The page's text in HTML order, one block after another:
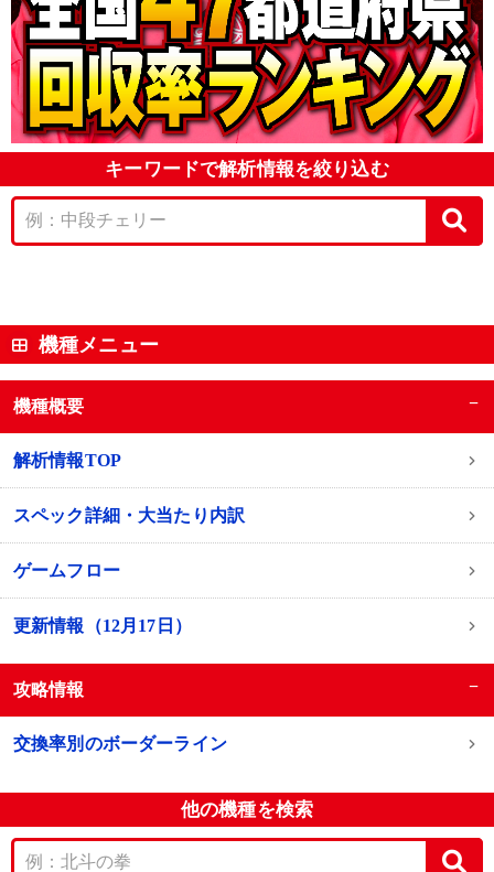
キーワードで解析情報を絞り込む
機種メニュー
機種概要 −
解析情報TOP
スペック詳細・大当たり内訳
ゲームフロー
更新情報（12月17日）
攻略情報 −
交換率別のボーダーライン
他の機種を検索